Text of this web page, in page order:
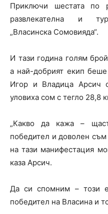
Приключи шестата по
развлекателна и
„Власинска Сомовияда“.
И тази година голям
а най-добрият екип
Игор и Владица Арсич
уловиха сом с тегло 28,8
„Какво да кажа –
победител и доволен съм
на тази манифестация
каза Арсич.
Да си спомним – този
победител на Власина и